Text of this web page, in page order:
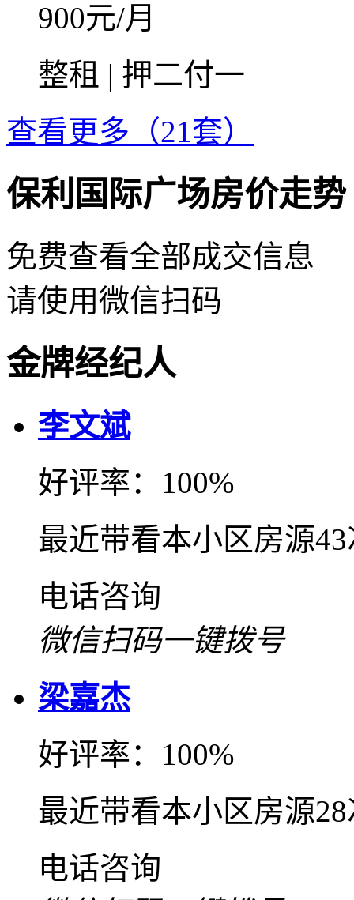
900元/月
整租 | 押二付一
查看更多（21套）
保利国际广场房价走势
免费查看全部成交信息
请使用微信扫码
金牌经纪人
李文斌
好评率：100%
最近带看本小区房源
电话咨询
微信扫码一键拨号
梁嘉杰
好评率：100%
最近带看本小区房源
电话咨询